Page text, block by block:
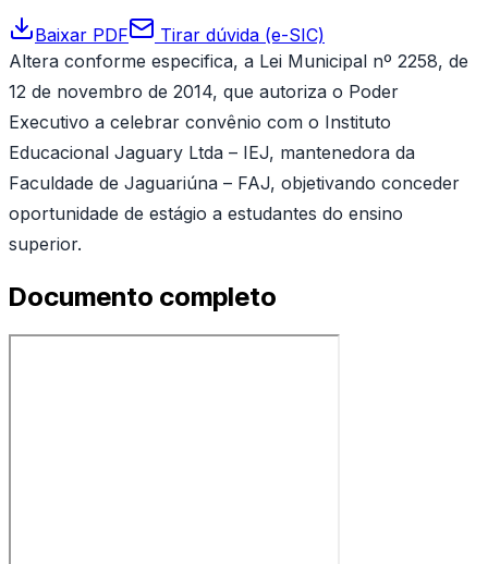
Baixar PDF
Tirar dúvida (e-SIC)
Altera conforme especifica, a Lei Municipal nº 2258, de
12 de novembro de 2014, que autoriza o Poder
Executivo a celebrar convênio com o Instituto
Educacional Jaguary Ltda – IEJ, mantenedora da
Faculdade de Jaguariúna – FAJ, objetivando conceder
oportunidade de estágio a estudantes do ensino
superior.
Documento completo